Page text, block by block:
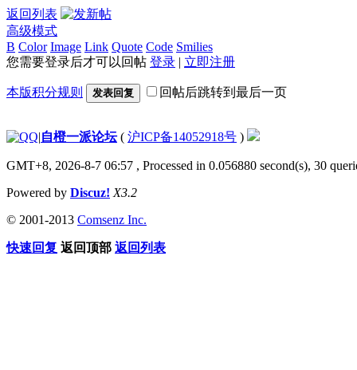
返回列表
高级模式
B Color Image Link Quote Code Smilies
您需要登录后才可以回帖 登录 | 立即注册
本版积分规则 发表回复 回帖后跳转到最后一页
|自橙一派论坛( 沪ICP备14052918号 )
GMT+8, 2026-8-7 06:57 , Processed in 0.056880 second(s), 30
Powered by Discuz! X3.2
© 2001-2013 Comsenz Inc.
快速回复 返回顶部 返回列表